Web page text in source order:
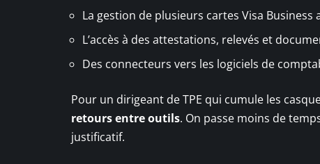
La gestion de plusieurs cartes Visa
L’accès à des attestations, relevés et
Des connecteurs vers les logiciels de
Pour un dirigeant de TPE qui cumule les
retours entre outils. On passe moins de
justificatif.